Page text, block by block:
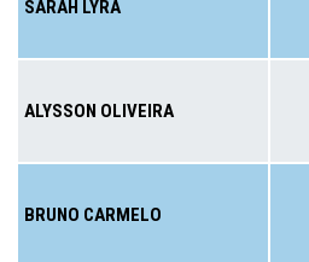
SARAH LYRA
ALYSSON OLIVEIRA
BRUNO CARMELO